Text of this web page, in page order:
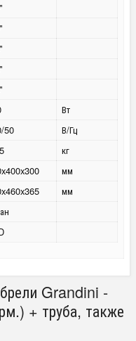
Вт
50
В/Гц
кг
мм
мм
Grandini -
+ труба, также